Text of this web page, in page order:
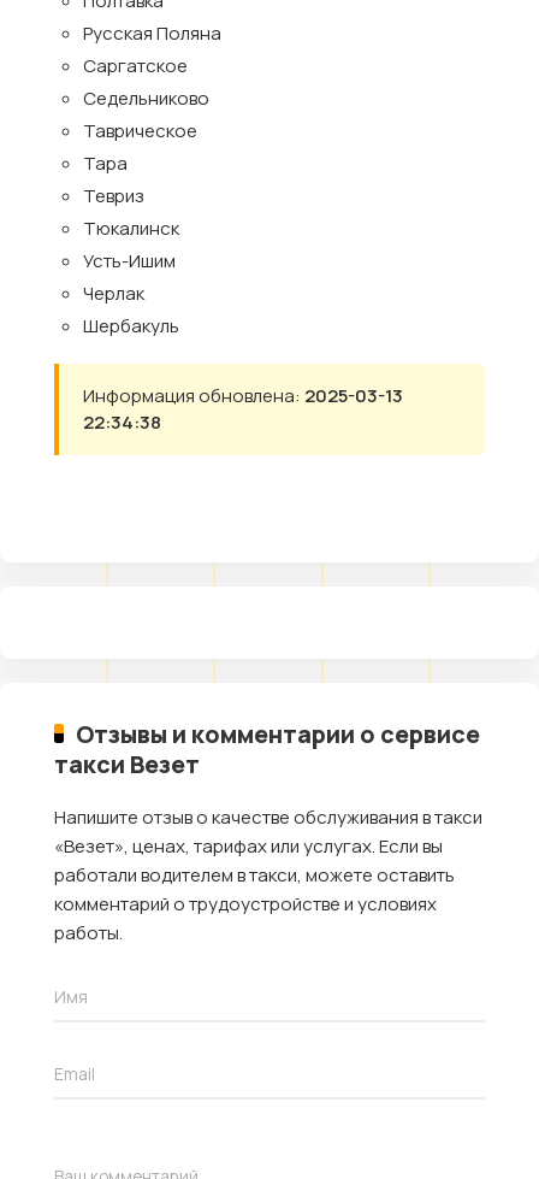
Русская Поляна
Саргатское
Седельниково
Таврическое
Тара
Тевриз
Тюкалинск
Усть-Ишим
Черлак
Шербакуль
Информация обновлена: 2025-03-13
22:34:38
Отзывы и комментарии о сервисе
такси Везет
Напишите отзыв о качестве обслуживания в такси
«Везет», ценах, тарифах или услугах. Если вы
работали водителем в такси, можете оставить
комментарий о трудоустройстве и условиях
работы.